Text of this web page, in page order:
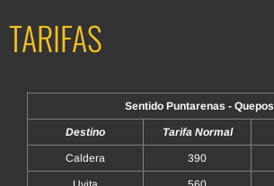
TARIFAS
Sentido Puntarenas - Quepos
Destino Tarifa Normal
Caldera 390